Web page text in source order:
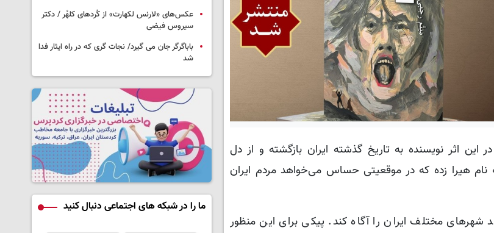
اثر نویسنده به تاریخ گذشته ایران بازگشته و از دل
هیرا زده که در موقعیتی حساس می‌خواهد مردم ایران
مختلف ایران را آگاه کند. پیکی برای این منظور
عکس‌های «لارنس لکهارت» از کُردهای کلهُر / دکتر
سیروس فیضی
باباگرگر جان می گیرد/ نجات گری که در راه ایثار فدا
شد
ما را در شبکه های اجتماعی دنبال کنید